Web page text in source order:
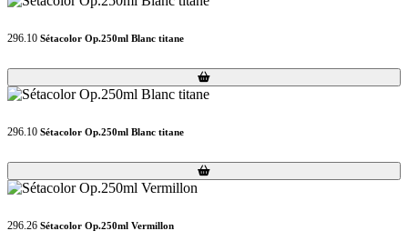
296.10 Sétacolor Op.250ml Blanc titane
Loading...
Loading...
296.10 Sétacolor Op.250ml Blanc titane
Loading...
Loading...
296.26 Sétacolor Op.250ml Vermillon